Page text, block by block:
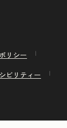
リシー
ビリティー